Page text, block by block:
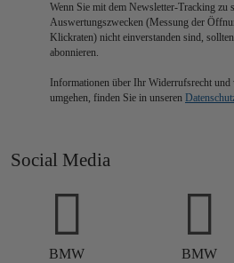
Wenn Sie mit dem Newsletter-Tracking zu
Auswertungszwecken (Messung der
Klickraten) nicht einverstanden sind,
abonnieren.
Informationen über Ihr Widerrufsrecht
umgehen, finden Sie in unseren
Social Media
BMW BMW